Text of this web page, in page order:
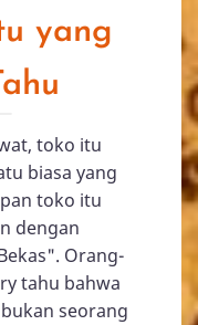
yang
toko itu
biasa yang
toko itu
dengan
Orang-
tahu bahwa
seorang